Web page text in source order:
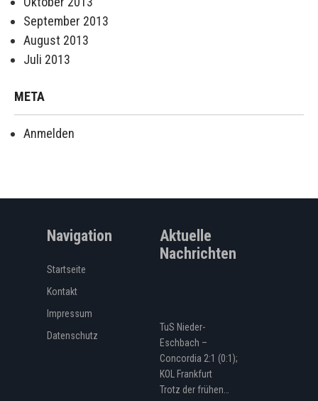
September 2013
August 2013
Juli 2013
META
Anmelden
Navigation
Startseite
Kontakt
Impressum
Datenschutz
Aktuelle
Nachrichten
TuS Nieder-
Eschbach –
Concordia 2:1 (0:1);
KOL Frankfurt
Trotz der frühen…